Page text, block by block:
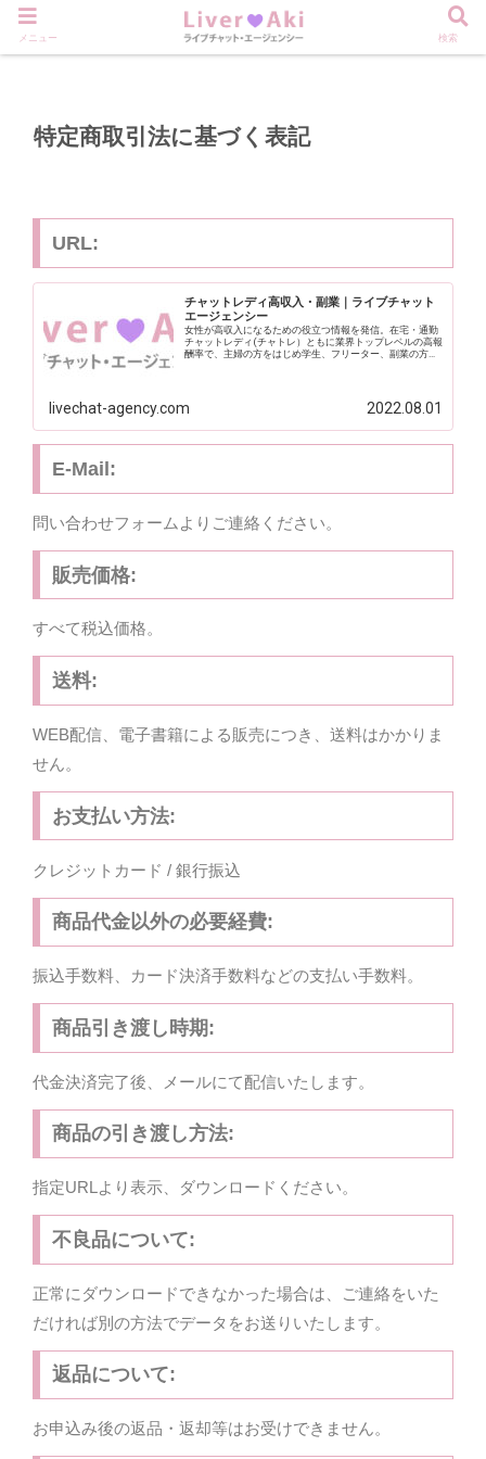
特定商取引法に基づく表記
URL:
チャットレディ高収入・副業｜ライブチャット
エージェンシー
女性が高収入になるための役立つ情報を発信。在宅・通勤
チャットレディ(チャトレ）ともに業界トップレベルの高報
酬率で、主婦の方をはじめ学生、フリーター、副業の方な
livechat-agency.com 2022.08.01
E-Mail:
問い合わせフォームよりご連絡ください。
販売価格:
すべて税込価格。
送料:
WEB配信、電子書籍による販売につき、送料はかかりま
せん。
お支払い方法:
クレジットカード / 銀行振込
商品代金以外の必要経費:
振込手数料、カード決済手数料などの支払い手数料。
商品引き渡し時期:
代金決済完了後、メールにて配信いたします。
商品の引き渡し方法:
指定URLより表示、ダウンロードください。
不良品について:
正常にダウンロードできなかった場合は、ご連絡をいた
だければ別の方法でデータをお送りいたします。
返品について:
お申込み後の返品・返却等はお受けできません。
メニュー 検索